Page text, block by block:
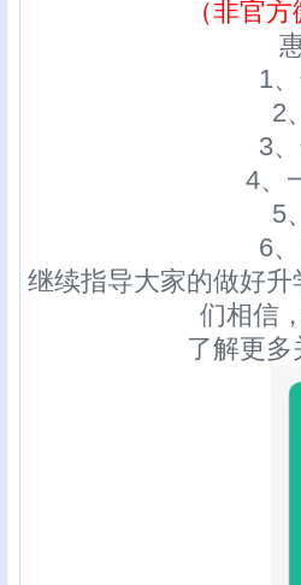
（非官
1
2
3
4、
5
6
继续指导大家的做好
们相信
了解更